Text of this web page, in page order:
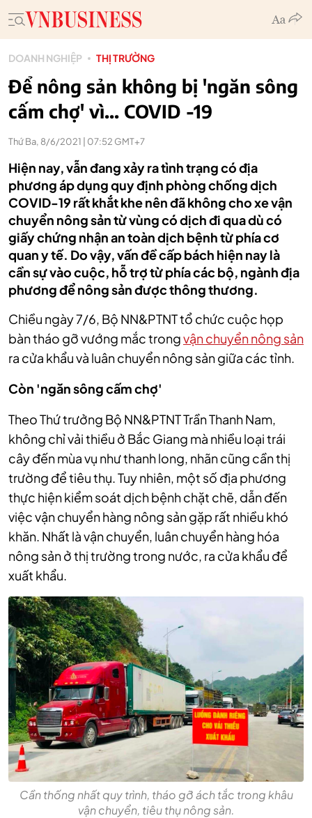
DOANH NGHIỆP THỊ TRƯỜNG
Để nông sản không bị 'ngăn sông
cấm chợ' vì... COVID -19
Thứ Ba, 8/6/2021 | 07:52 GMT+7
Hiện nay, vẫn đang xảy ra tình trạng có địa
phương áp dụng quy định phòng chống dịch
COVID-19 rất khắt khe nên đã không cho xe vận
chuyển nông sản từ vùng có dịch đi qua dù có
giấy chứng nhận an toàn dịch bệnh từ phía cơ
quan y tế. Do vậy, vấn đề cấp bách hiện nay là
cần sự vào cuộc, hỗ trợ từ phía các bộ, ngành địa
phương để nông sản được thông thương.
Chiều ngày 7/6, Bộ NN&PTNT tổ chức cuộc họp
bàn tháo gỡ vướng mắc trongvận chuyển nông sản
ra cửa khẩu và luân chuyển nông sản giữa các tỉnh.
Còn 'ngăn sông cấm chợ'
Theo Thứ trưởng Bộ NN&PTNT Trần Thanh Nam,
không chỉ vải thiều ở Bắc Giang mà nhiều loại trái
cây đến mùa vụ như thanh long, nhãn cũng cần thị
trường để tiêu thụ. Tuy nhiên, một số địa phương
thực hiện kiểm soát dịch bệnh chặt chẽ, dẫn đến
việc vận chuyển hàng nông sản gặp rất nhiều khó
khăn. Nhất là vận chuyển, luân chuyển hàng hóa
nông sản ở thị trường trong nước, ra cửa khẩu để
xuất khẩu.
Cần thống nhất quy trình, tháo gỡ ách tắc trong khâu
vận chuyển, tiêu thụ nông sản.